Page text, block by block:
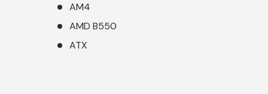
AM4
AMD B550
ATX